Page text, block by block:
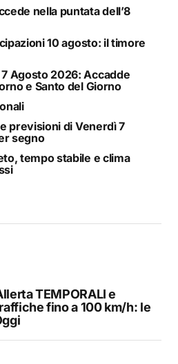
nella puntata dell’8
10 agosto: il timore
Agosto 2026: Accadde
e Santo del Giorno
previsioni di Venerdì 7
segno
tempo stabile e clima
TEMPORALI e
fino a 100 km/h: le